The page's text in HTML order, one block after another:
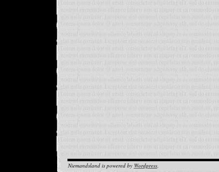
Niemandsland is powered by Wordpress.